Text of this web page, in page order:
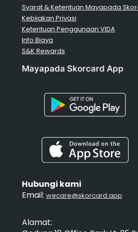
Syarat & Ketentuan Mayapada
Kebijakan Privasi
Ketentuan Penggunaan VIDA
Info Biaya
S&K Rewards
Mayapada Skorcard App
Hubungi kami
Email: wecare@skorcard.app
Alamat: